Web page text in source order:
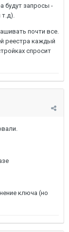
будут запросы -
т.д).
почти все.
реестра каждый
спросит
ключа (но